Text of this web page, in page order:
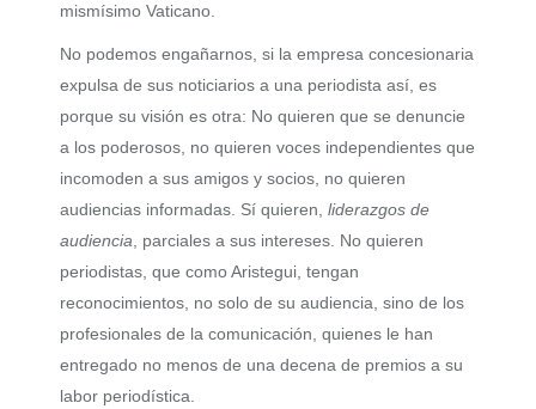
mismísimo Vaticano.
No podemos engañarnos, si la empresa concesionaria
expulsa de sus noticiarios a una periodista así, es
porque su visión es otra: No quieren que se denuncie
a los poderosos, no quieren voces independientes que
incomoden a sus amigos y socios, no quieren
audiencias informadas. Sí quieren, liderazgos de
audiencia , parciales a sus intereses. No quieren
periodistas, que como Aristegui, tengan
reconocimientos, no solo de su audiencia, sino de los
profesionales de la comunicación, quienes le han
entregado no menos de una decena de premios a su
labor periodística.